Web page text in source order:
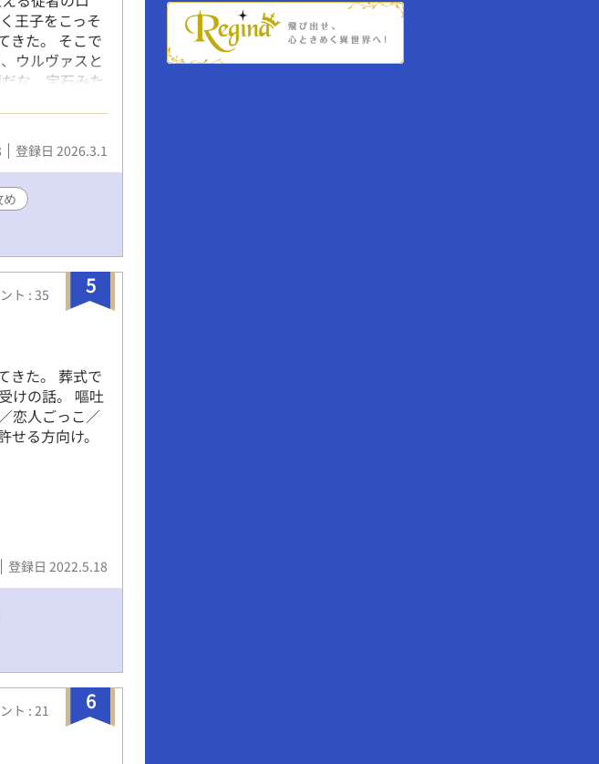
王子をこっそ
きた。 そこで
ウルヴァスと
な。宝石みた
て刃の花束
に相応しい」
かった。ロ
材をお借りし
登録日 2026.3.1
5
ト : 35
きた。 葬式で
けの話。 嘔吐
恋人ごっこ／
る方向け。
登録日 2022.5.18
6
ト : 21